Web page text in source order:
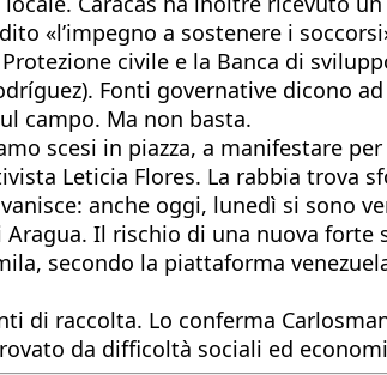
«l’impegno a sostenere i
civile e la Banca di
Fonti governative dicono ad
campo. Ma non basta.
scesi in piazza, a manifestare
Leticia Flores. La rabbia trova
anche oggi, lunedì si sono
Il rischio di una nuova forte
secondo la piattaforma
di raccolta. Lo conferma
da difficoltà sociali ed